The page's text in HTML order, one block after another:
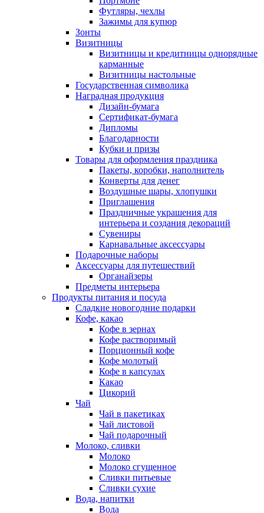
Футляры, чехлы
Зажимы для купюр
Зонты
Визитницы
Визитницы и кредитницы однорядные
карманные
Визитницы настольные
Государственная символика
Наградная продукция
Дизайн-бумага
Сертификат-бумага
Дипломы
Благодарности
Кубки и призы
Товары для оформления праздника
Пакеты, коробки, наполнитель
Конверты для денег
Воздушные шары, хлопушки
Приглашения
Праздничные украшения для
интерьера и создания декораций
Сувениры
Карнавальные аксессуары
Подарочные наборы
Аксессуары для путешествий
Органайзеры
Предметы интерьера
Продукты питания и посуда
Сладкие новогодние подарки
Кофе, какао
Кофе в зернах
Кофе растворимый
Порционный кофе
Кофе молотый
Кофе в капсулах
Какао
Цикорий
Чай
Чай в пакетиках
Чай листовой
Чай подарочный
Молоко, сливки
Молоко
Молоко сгущенное
Сливки питьевые
Сливки сухие
Вода, напитки
Вода